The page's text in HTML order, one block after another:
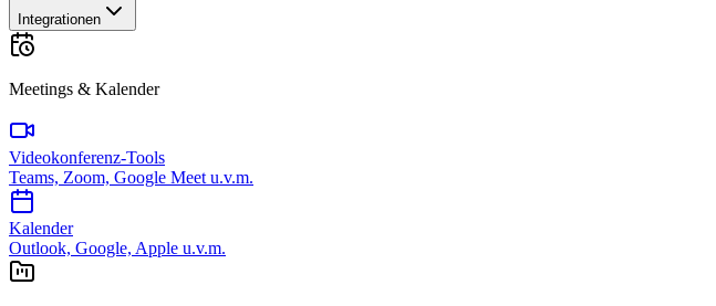
Integrationen
Meetings & Kalender
Videokonferenz-Tools
Teams, Zoom, Google Meet u.v.m.
Kalender
Outlook, Google, Apple u.v.m.